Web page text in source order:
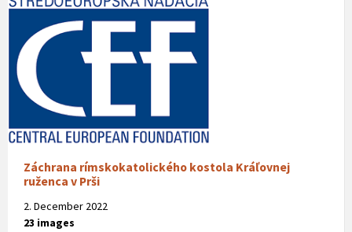
Záchrana rímskokatolického kostola Kráľovnej
ruženca v Prši
2. December 2022
23 images